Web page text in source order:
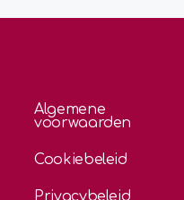
Algemene
voorwaarden
Cookiebeleid
Privacybeleid